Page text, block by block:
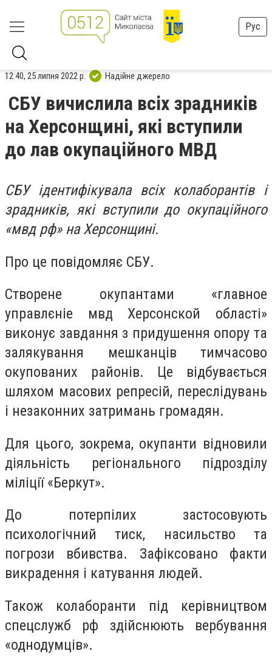
Рус
12:40, 25 липня 2022 р. Надійне джерело
СБУ вичислила всіх зрадників
на Херсонщині, які вступили
до лав окупаційного МВД
СБУ ідентифікувала всіх колаборантів і
зрадників, які вступили до окупаційного
«мвд рф» на Херсонщині.
Про це повідомляє СБУ.
Створене окупантами «главное
управлєніе мвд Херсонской області»
виконує завдання з придушення опору та
залякування мешканців тимчасово
окупованих районів. Це відбувається
шляхом масових репресій, переслідувань
і незаконних затримань громадян.
Для цього, зокрема, окупанти відновили
діяльність регіонального підрозділу
міліції «Беркут».
До потерпілих застосовують
психологічний тиск, насильство та
погрози вбивства. Зафіксовано факти
викрадення і катування людей.
Також колаборанти під керівництвом
спецслужб рф здійснюють вербування
«однодумців».